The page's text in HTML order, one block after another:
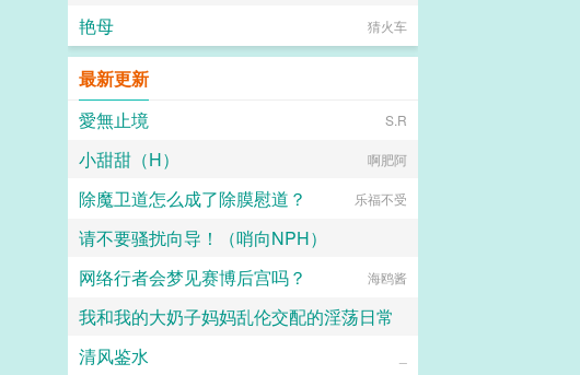
曲奇哈密瓜
艳母 猜火车
最新更新
愛無止境
S.R
小甜甜（H） 啊肥阿
除魔卫道怎么成了除膜慰道？ 乐福不受
请不要骚扰向导！（哨向NPH）
我命由我不由天！
网络行者会梦见赛博后宫吗？ 海鸥酱
我和我的大奶子妈妈乱伦交配的淫荡日常
清风鉴水